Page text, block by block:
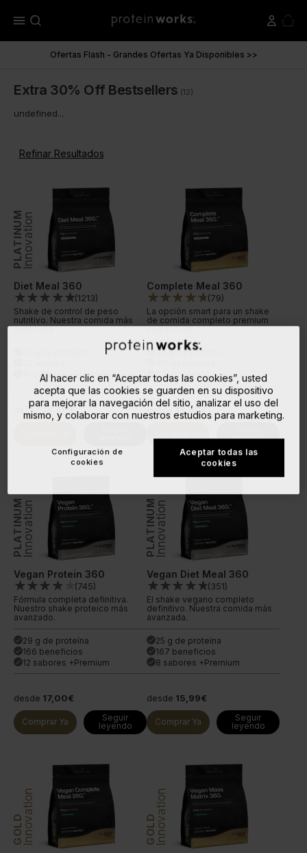
menu
Ofertas Flash - Grandes Ofertas Ya Disponibles >>
Extra 30% Off Bestsellers (12)
undefined...
Refinar Resultados
PLATINUMInnovation
Diet Meal 360
(1213)
Shake de control de peso
nutritivo. Nuestra comida más
avanzada.
15 sabores +Premium
desde 14,40€
Complete Meal 360
(79)
La opción smart para un shake
de comida completo premium
con activos.
done 30 g de proteína
done5 sabores clásicos
desde 13,49€
leyendo
PLATINUMInnovation
Vegan Protein 360
(745)
Fórmula completa definitiva.
Nuestro shake proteico más
avanzado.
done 29 g de proteína
done 166 beneficios
done 12 sabores +Premium
desde 17,00€
Comprar Ya
Seguir
leyendo
PLATINUMInnovation
Vegan Diet Meal 360
(351)
El shake vegano completo
definitivo. Nuestra comida más
avanzada.
done 25 g de proteína
done 167 beneficios
done 8 sabores +Premium
desde 15,99€
Comprar Ya
Seguir
leyendo
GOLDInnovation GOLDInnovation
Al hacer clic en “Aceptar todas las cookies”, usted
acepta que las cookies se guarden en su dispositivo
para mejorar la navegación del sitio, analizar el uso del
mismo, y colaborar con nuestros estudios para marketing.
Aceptar todas las
cookies
Configuración de
cookies